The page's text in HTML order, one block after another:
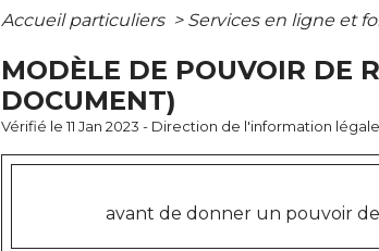
Accueil particuliers > Services en ligne et
MODÈLE DE POUVOIR DE
DOCUMENT)
Vérifié le 11 Jan 2023 - Direction de l'information
avant de donner un pouvoir